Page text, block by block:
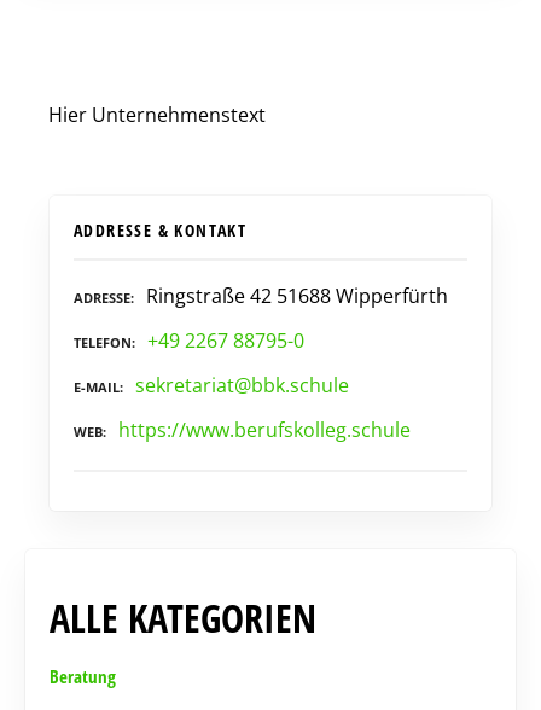
Hier Unternehmenstext
ADDRESSE & KONTAKT
ADRESSE Ringstraße 42 51688 Wipperfürth
TELEFON +49 2267 88795-0
E-MAIL sekretariat@bbk.schule
WEB https://www.berufskolleg.schule
ALLE KATEGORIEN
Beratung